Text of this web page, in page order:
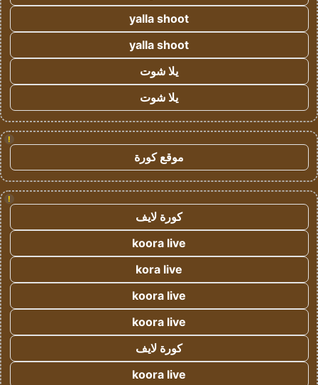
yalla shoot
yalla shoot
يلا شوت
يلا شوت
!
موقع كورة
!
كورة لايف
koora live
kora live
koora live
koora live
كورة لايف
koora live